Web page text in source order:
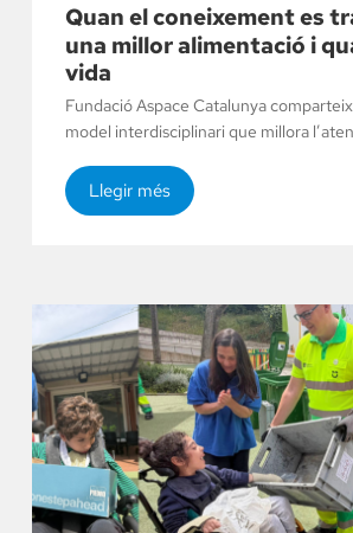
Quan el coneixement es
una millor alimentació i
vida
Fundació Aspace Catalunya
model interdisciplinari que millora
Llegir més